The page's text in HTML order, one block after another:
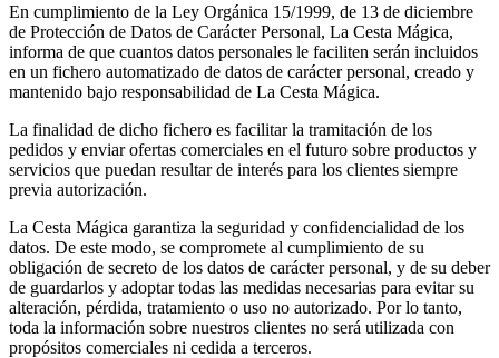
En cumplimiento de la Ley Orgánica 15/1999, de 13 de diciembre
de Protección de Datos de Carácter Personal, La Cesta Mágica,
informa de que cuantos datos personales le faciliten serán incluidos
en un fichero automatizado de datos de carácter personal, creado y
mantenido bajo responsabilidad de La Cesta Mágica.
La finalidad de dicho fichero es facilitar la tramitación de los
pedidos y enviar ofertas comerciales en el futuro sobre productos y
servicios que puedan resultar de interés para los clientes siempre
previa autorización.
La Cesta Mágica garantiza la seguridad y confidencialidad de los
datos. De este modo, se compromete al cumplimiento de su
obligación de secreto de los datos de carácter personal, y de su deber
de guardarlos y adoptar todas las medidas necesarias para evitar su
alteración, pérdida, tratamiento o uso no autorizado. Por lo tanto,
toda la información sobre nuestros clientes no será utilizada con
propósitos comerciales ni cedida a terceros.